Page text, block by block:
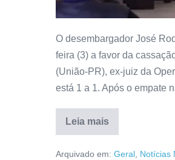
O desembargador José
feira (3) a favor da
(União-PR), ex-juiz da
está 1 a 1. Após o empate
Leia mais
Arquivado em: Geral Notícias